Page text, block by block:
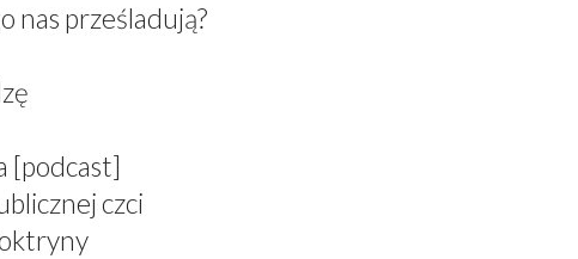
nas prześladują?
[podcast]
czci